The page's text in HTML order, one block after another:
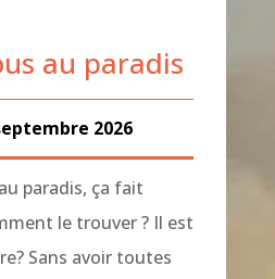
au paradis
2026
paradis, ça fait
le trouver ? Il est
Sans avoir toutes